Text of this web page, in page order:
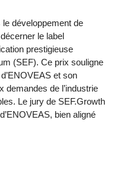
développement de
le label
prestigieuse
(SEF). Ce prix souligne
et son
demandes de l’industrie
Le jury de SEF.Growth
bien aligné